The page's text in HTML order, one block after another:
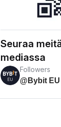
Seuraa
mediassa
Followers
@Bybit EU